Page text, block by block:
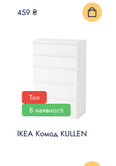
459 ₴
Топ
В наявності
ІКЕА Комод KULLEN